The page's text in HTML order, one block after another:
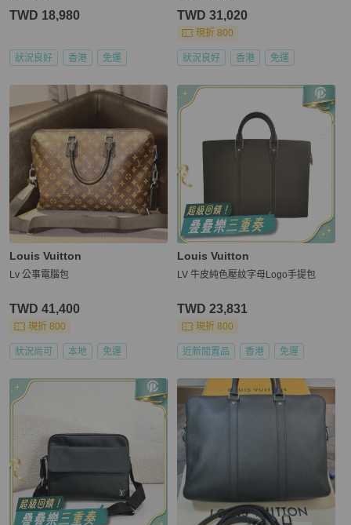
TWD 18,980
狀況良好 香港 免運
TWD 31,020
現折 800
狀況良好 香港 免運
Louis Vuitton
Lv 公事電腦包
TWD 41,400
現折 800
狀況尚可 本地 免運
Louis Vuitton
LV 牛皮純色壓紋字母Logo手提包
TWD 23,831
現折 800
近新閒置品 香港 免運